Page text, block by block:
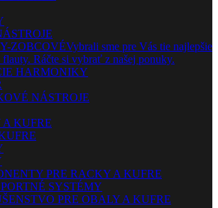
ZOBCOVÉVybrali sme pre Vás tie najlepšie
flauty. Ráčte si vybrať z našej ponuky.
HARMONIKY
NÁSTROJE
A KUFRE
PRE RACKY A KUFRE
SYSTÉMY
PRE OBALY A KUFRE